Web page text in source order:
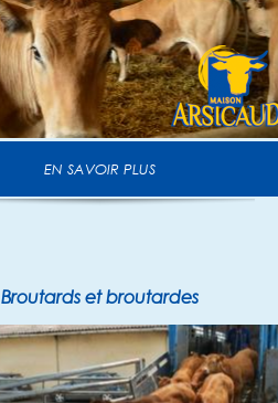
EN SAVOIR PLUS
Broutards et broutardes